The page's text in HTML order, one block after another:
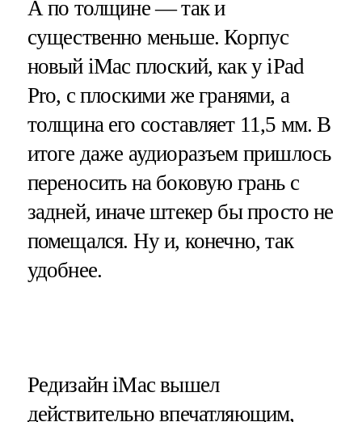
А по толщине — так и
существенно меньше. Корпус
новый iMac плоский, как у iPad
Pro, с плоскими же гранями, а
толщина его составляет 11,5 мм. В
итоге даже аудиоразъем пришлось
переносить на боковую грань с
задней, иначе штекер бы просто не
помещался. Ну и, конечно, так
удобнее.
Редизайн iMac вышел
действительно впечатляющим,